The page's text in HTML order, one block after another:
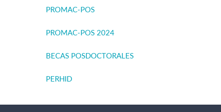
PROMAC-POS
PROMAC-POS 2024
BECAS POSDOCTORALES
PERHID